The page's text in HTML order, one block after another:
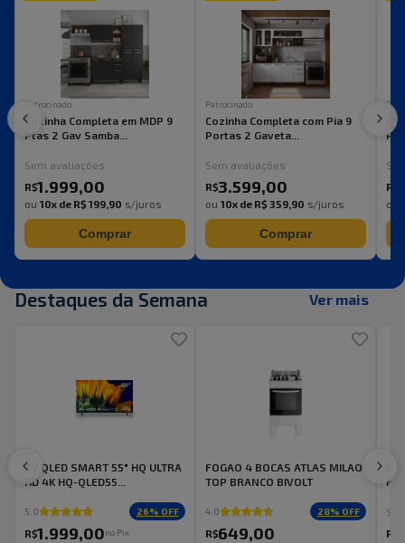
Patrocinado
Cozinha Completa em MDP 9
Ptas 2 Gav Samba...
Sem avaliações
R$1.999,00
ou 10x de R$ 199,90 s/juros
Comprar
Patrocinado
Cozinha Completa com Pia 9
Portas 2 Gaveta...
Sem avaliações
R$3.599,00
ou 10x de R$ 359,90 s/juros
Comprar
R$
ou
Destaques da Semana Ver mais
TV QLED SMART 55" HQ ULTRA
HD 4K HQ-QLED55...
5.0 26% OFF
R$1.999,00no Pix
FOGAO 4 BOCAS ATLAS MILAO
TOP BRANCO BIVOLT
4.0 28% OFF
R$649,00 R$